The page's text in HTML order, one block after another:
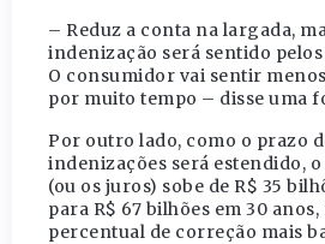
– Reduz a conta na largada,
indenização será sentido
O consumidor vai sentir
por muito tempo – disse uma
Por outro lado, como o prazo
indenizações será estendido,
(ou os juros) sobe de R$ 35
para R$ 67 bilhões em 30
percentual de correção mais